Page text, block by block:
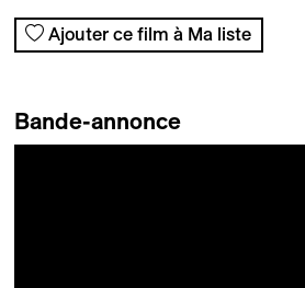
Ajouter ce film à Ma liste
Bande-annonce